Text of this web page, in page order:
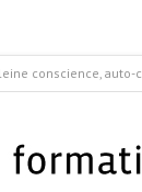
conscience,